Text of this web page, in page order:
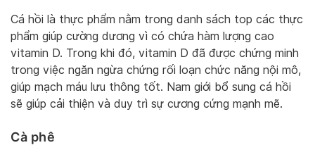
Cá hồi là thực phẩm nằm trong danh sách top các thực
phẩm giúp cường dương vì có chứa hàm lượng cao
vitamin D. Trong khi đó, vitamin D đã được chứng minh
trong việc ngăn ngừa chứng rối loạn chức năng nội mô,
giúp mạch máu lưu thông tốt. Nam giới bổ sung cá hồi
sẽ giúp cải thiện và duy trì sự cương cứng mạnh mẽ.
Cà phê